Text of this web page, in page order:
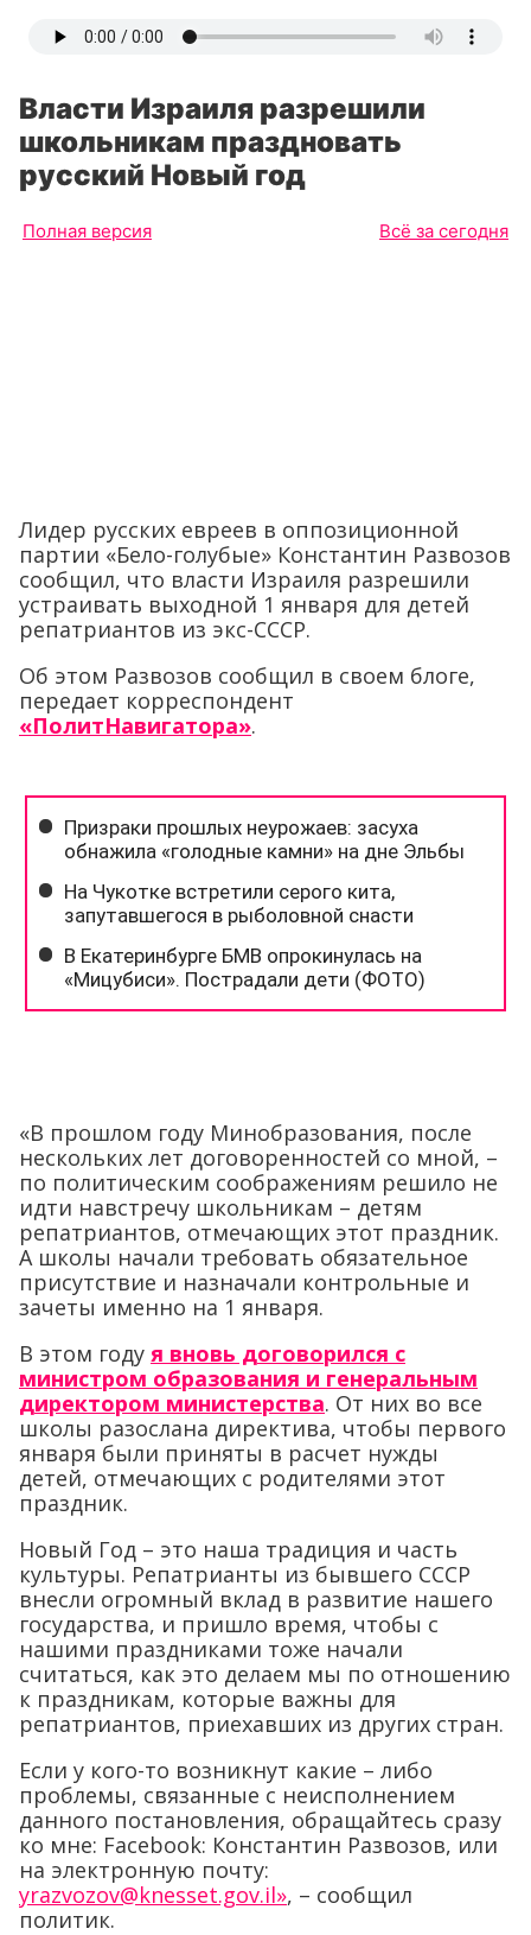
Власти Израиля разрешили
школьникам праздновать
русский Новый год
Полная версия Всё за сегодня
Лидер русских евреев в оппозиционной
партии «Бело-голубые» Константин Развозов
сообщил, что власти Израиля разрешили
устраивать выходной 1 января для детей
репатриантов из экс-СССР.
Об этом Развозов сообщил в своем блоге,
передает корреспондент
«ПолитНавигатора».
«В прошлом году Минобразования, после
нескольких лет договоренностей со мной, –
по политическим соображениям решило не
идти навстречу школьникам – детям
репатриантов, отмечающих этот праздник.
А школы начали требовать обязательное
присутствие и назначали контрольные и
зачеты именно на 1 января.
В этом году я вновь договорился с
министром образования и генеральным
директором министерства. От них во все
школы разослана директива, чтобы первого
января были приняты в расчет нужды
детей, отмечающих с родителями этот
праздник.
Новый Год – это наша традиция и часть
культуры. Репатрианты из бывшего СССР
внесли огромный вклад в развитие нашего
государства, и пришло время, чтобы с
нашими праздниками тоже начали
считаться, как это делаем мы по отношению
к праздникам, которые важны для
репатриантов, приехавших из других стран.
Если у кого-то возникнут какие – либо
проблемы, связанные с неисполнением
данного постановления, обращайтесь сразу
ко мне: Facebook: Константин Развозов, или
на электронную почту:
yrazvozov@knesset.gov.il», – сообщил
политик.